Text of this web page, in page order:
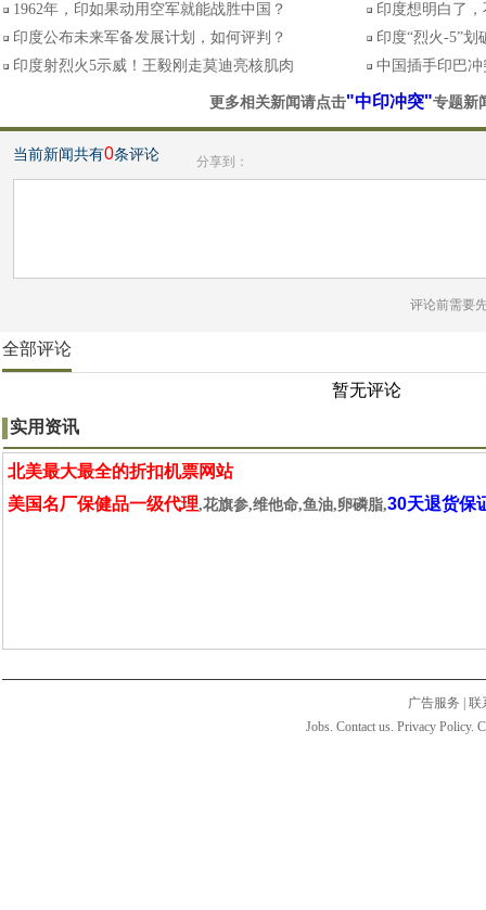
1962年，印如果动用空军就能战胜中国？
印度想明白了
印度公布未来军备发展计划，如何评判？
印度“烈火-5”
印度射烈火5示威！王毅刚走莫迪亮核肌肉
中国插手印巴
更多相关新闻请点击"中印冲突"专题新
当前新闻共有0条评论 分享到：
评论前需要
全部评论
暂无评论
实用资讯
北美最大最全的折扣机票网站
美国名厂保健品一级代理,花旗参,维他命,鱼油,卵磷脂,30天退货保
广告服务
联
Jobs. Contact us. Privacy Policy.